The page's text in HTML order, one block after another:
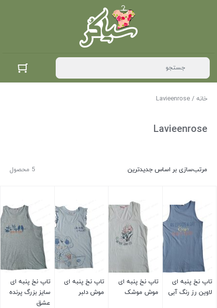
خانه / Lavieenrose
Lavieenrose
5 محصول مرتب‌سازی بر اساس جدیدترین
تاپ نخ پنبه ای
لاوین رز رنگ آبی
تاپ نخ پنبه ای
موش موشک
تاپ نخ پنبه ای
موش دلبر
تاپ نخ پنبه ای
سایز بزرگ پرنده
عشق